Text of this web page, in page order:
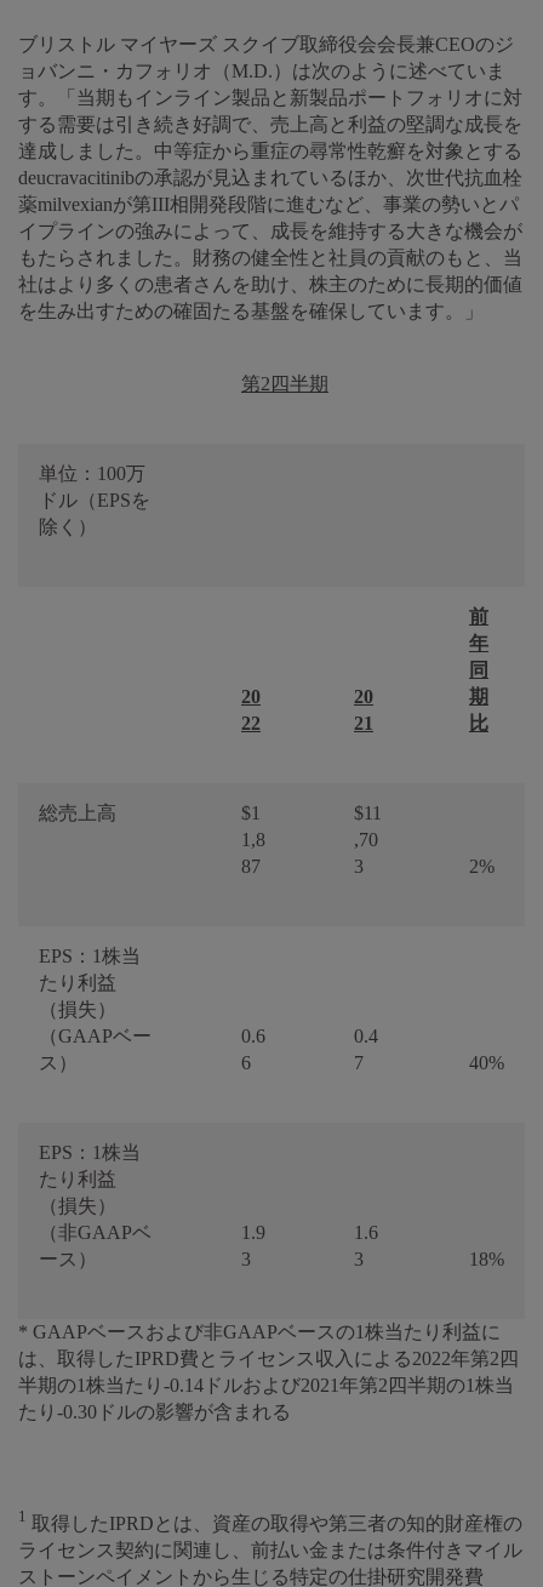
ブリストル マイヤーズ スクイブ取締役会会長兼CEOのジ
ョバンニ・カフォリオ（M.D.）は次のように述べていま
す。「当期もインライン製品と新製品ポートフォリオに対
する需要は引き続き好調で、売上高と利益の堅調な成長を
達成しました。中等症から重症の尋常性乾癬を対象とする
deucravacitinibの承認が見込まれているほか、次世代抗血栓
薬milvexianが第III相開発段階に進むなど、事業の勢いとパ
イプラインの強みによって、成長を維持する大きな機会が
もたらされました。財務の健全性と社員の貢献のもと、当
社はより多くの患者さんを助け、株主のために長期的価値
を生み出すための確固たる基盤を確保しています。」
第2四半期
単位：100万
ドル（EPSを
除く）
20
22
20
21
前
年
同
期
比
総売上高
$1
1,8
87
$11
,70
3
2%
EPS：1株当
たり利益
（損失）
（GAAPベー
ス）
0.6
6
0.4
7
40%
EPS：1株当
たり利益
（損失）
（非GAAPベ
ース）
1.9
3
1.6
3
18%
* GAAPベースおよび非GAAPベースの1株当たり利益に
は、取得したIPRD費とライセンス収入による2022年第2四
半期の1株当たり-0.14ドルおよび2021年第2四半期の1株当
たり-0.30ドルの影響が含まれる
1 取得したIPRDとは、資産の取得や第三者の知的財産権の
ライセンス契約に関連し、前払い金または条件付きマイル
ストーンペイメントから生じる特定の仕掛研究開発費